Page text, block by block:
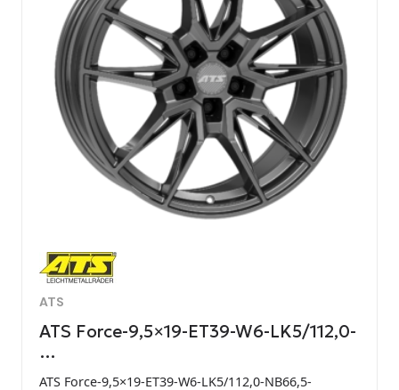
ATS
ATS Force-9,5×19-ET39-W6-LK5/112,0-
…
ATS Force-9,5×19-ET39-W6-LK5/112,0-NB66,5-